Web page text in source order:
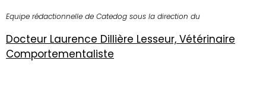
Equipe rédactionnelle de Catedog sous la direction du
Docteur Laurence Dillière Lesseur, Vétérinaire
Comportementaliste